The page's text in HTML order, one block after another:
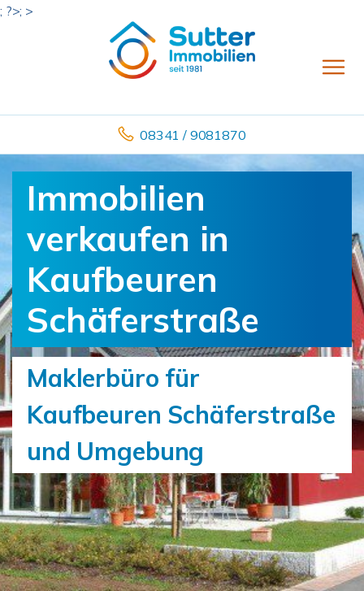
; ?>; >
08341 / 9081870
Immobilien
verkaufen in
Kaufbeuren
Schäferstraße
Maklerbüro für
Kaufbeuren Schäferstraße
und Umgebung